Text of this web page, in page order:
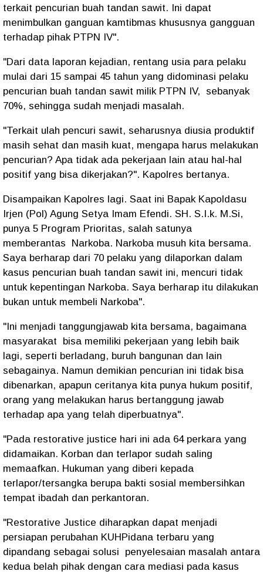
terkait pencurian buah tandan sawit. Ini dapat
menimbulkan ganguan kamtibmas khususnya gangguan
terhadap pihak PTPN IV".
"Dari data laporan kejadian, rentang usia para pelaku
mulai dari 15 sampai 45 tahun yang didominasi pelaku
pencurian buah tandan sawit milik PTPN IV, sebanyak
70%, sehingga sudah menjadi masalah.
"Terkait ulah pencuri sawit, seharusnya diusia produktif
masih sehat dan masih kuat, mengapa harus melakukan
pencurian? Apa tidak ada pekerjaan lain atau hal-hal
positif yang bisa dikerjakan?". Kapolres bertanya.
Disampaikan Kapolres lagi. Saat ini Bapak Kapoldasu
Irjen (Pol) Agung Setya Imam Efendi. SH. S.I.k. M.Si,
punya 5 Program Prioritas, salah satunya
memberantas Narkoba. Narkoba musuh kita bersama.
Saya berharap dari 70 pelaku yang dilaporkan dalam
kasus pencurian buah tandan sawit ini, mencuri tidak
untuk kepentingan Narkoba. Saya berharap itu dilakukan
bukan untuk membeli Narkoba".
"Ini menjadi tanggungjawab kita bersama, bagaimana
masyarakat bisa memiliki pekerjaan yang lebih baik
lagi, seperti berladang, buruh bangunan dan lain
sebagainya. Namun demikian pencurian ini tidak bisa
dibenarkan, apapun ceritanya kita punya hukum positif,
orang yang melakukan harus bertanggung jawab
terhadap apa yang telah diperbuatnya".
"Pada restorative justice hari ini ada 64 perkara yang
didamaikan. Korban dan terlapor sudah saling
memaafkan. Hukuman yang diberi kepada
terlapor/tersangka berupa bakti sosial membersihkan
tempat ibadah dan perkantoran.
"Restorative Justice diharapkan dapat menjadi
persiapan perubahan KUHPidana terbaru yang
dipandang sebagai solusi penyelesaian masalah antara
kedua belah pihak dengan cara mediasi pada kasus